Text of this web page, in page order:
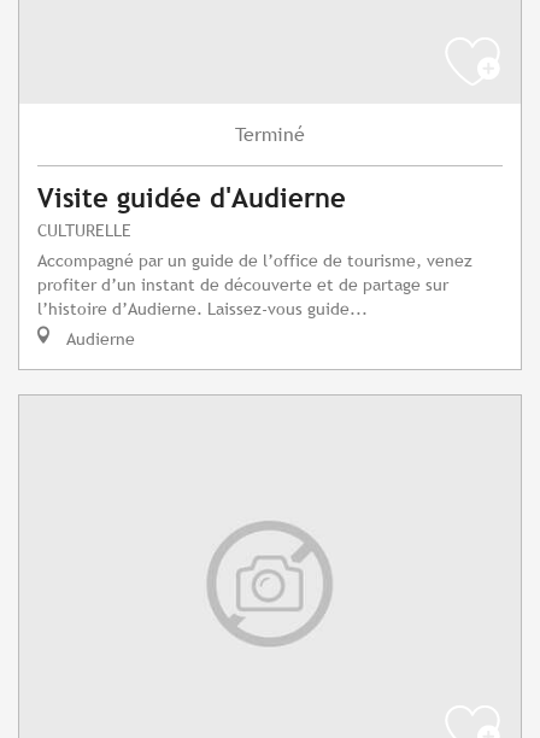
Terminé
Visite guidée d'Audierne
CULTURELLE
Accompagné par un guide de l’office de tourisme, venez
profiter d’un instant de découverte et de partage sur
l’histoire d’Audierne. Laissez-vous guide...
Audierne